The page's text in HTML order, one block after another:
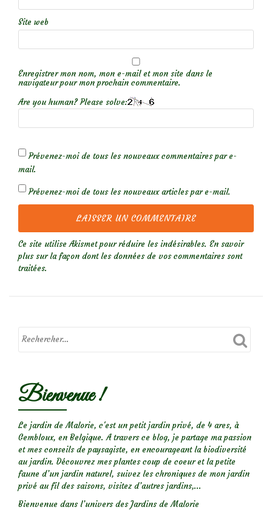
Site web
Enregistrer mon nom, mon e-mail et mon site dans le
navigateur pour mon prochain commentaire.
Are you human? Please solve:
Prévenez-moi de tous les nouveaux commentaires par e-
mail.
Prévenez-moi de tous les nouveaux articles par e-mail.
Ce site utilise Akismet pour réduire les indésirables. En savoir
plus sur la façon dont les données de vos commentaires sont
traitées.
Bienvenue !
Le jardin de Malorie, c'est un petit jardin privé, de 4 ares, à
Gembloux, en Belgique. A travers ce blog, je partage ma passion
et mes conseils de paysagiste, en encourageant la biodiversité
au jardin. Découvrez mes plantes coup de coeur et la petite
faune d’un jardin naturel, suivez les chroniques de mon jardin
privé au fil des saisons, visitez d’autres jardins,...
Bienvenue dans l’univers des Jardins de Malorie